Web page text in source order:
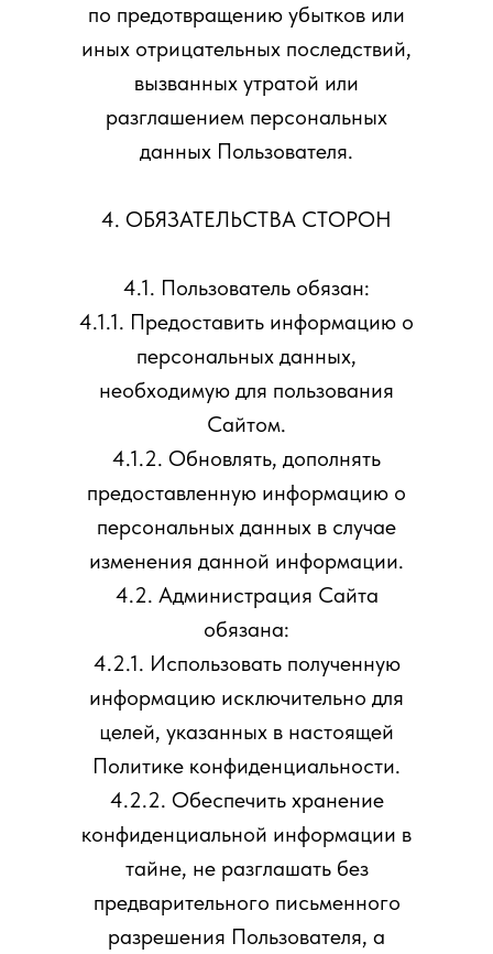
по предотвращению убытков или
иных отрицательных последствий,
вызванных утратой или
разглашением персональных
данных Пользователя.
4. ОБЯЗАТЕЛЬСТВА СТОРОН
4.1. Пользователь обязан:
4.1.1. Предоставить информацию о
персональных данных,
необходимую для пользования
Сайтом.
4.1.2. Обновлять, дополнять
предоставленную информацию о
персональных данных в случае
изменения данной информации.
4.2. Администрация Сайта
обязана:
4.2.1. Использовать полученную
информацию исключительно для
целей, указанных в настоящей
Политике конфиденциальности.
4.2.2. Обеспечить хранение
конфиденциальной информации в
тайне, не разглашать без
предварительного письменного
разрешения Пользователя, а